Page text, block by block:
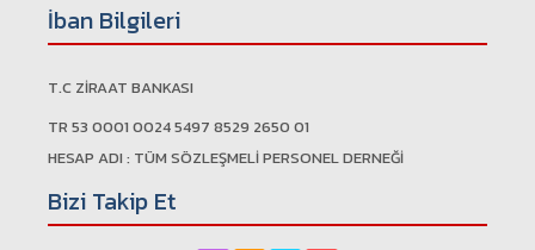
İban Bilgileri
T.C ZİRAAT BANKASI
TR 53 0001 0024 5497 8529 2650 01
HESAP ADI : TÜM SÖZLEŞMELİ PERSONEL DERNEĞİ
Bizi Takip Et